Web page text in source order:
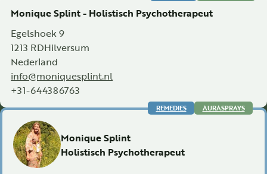
Monique Splint - Holistisch Psychotherapeut
Egelshoek 9
1213 RDHilversum
Nederland
info@moniquesplint.nl
+31-644386763
Monique Splint
Holistisch Psychotherapeut
REMEDIES AURASPRAYS